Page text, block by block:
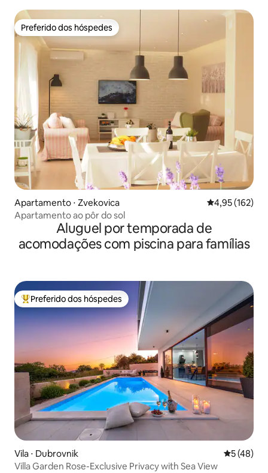
Preferido dos hóspedes
Preferido dos hóspedes
Apartamento ⋅ Zvekovica 4,95 de uma
4,95 (162)
Apartamento ao pôr do sol
Aluguel por temporada de
acomodações com piscina para famílias
Entre os melhores preferidos dos hóspedes
Preferido dos hóspedes
Vila ⋅ Dubrovnik 5 de uma
5 (48)
Villa Garden Rose-Exclusive Privacy with Sea View